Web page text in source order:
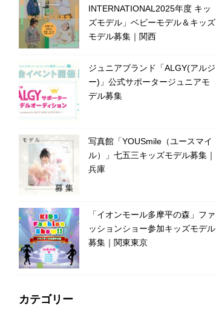
INTERNATIONAL2025年度 キッ
ズモデル」ベビーモデル＆キッズ
モデル募集｜関西
ジュニアブランド「ALGY(アルジ
ー)」公式サポータージュニアモ
デル募集
写真館「YOUSmile（ユースマイ
ル）」七五三キッズモデル募集｜
兵庫
「イオンモール多摩平の森」ファ
ッションショー参加キッズモデル
募集｜関東東京
カテゴリー